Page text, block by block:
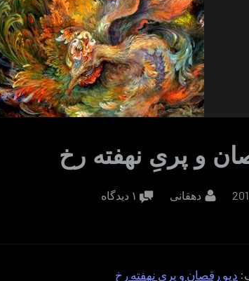
و پریِ نهفته رخ
By
دهقانی ۱ دیدگاه
دیو رقصان و پری نهفته رخ